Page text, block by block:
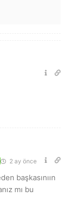
2 ay önce
başkasınıın
mı bu